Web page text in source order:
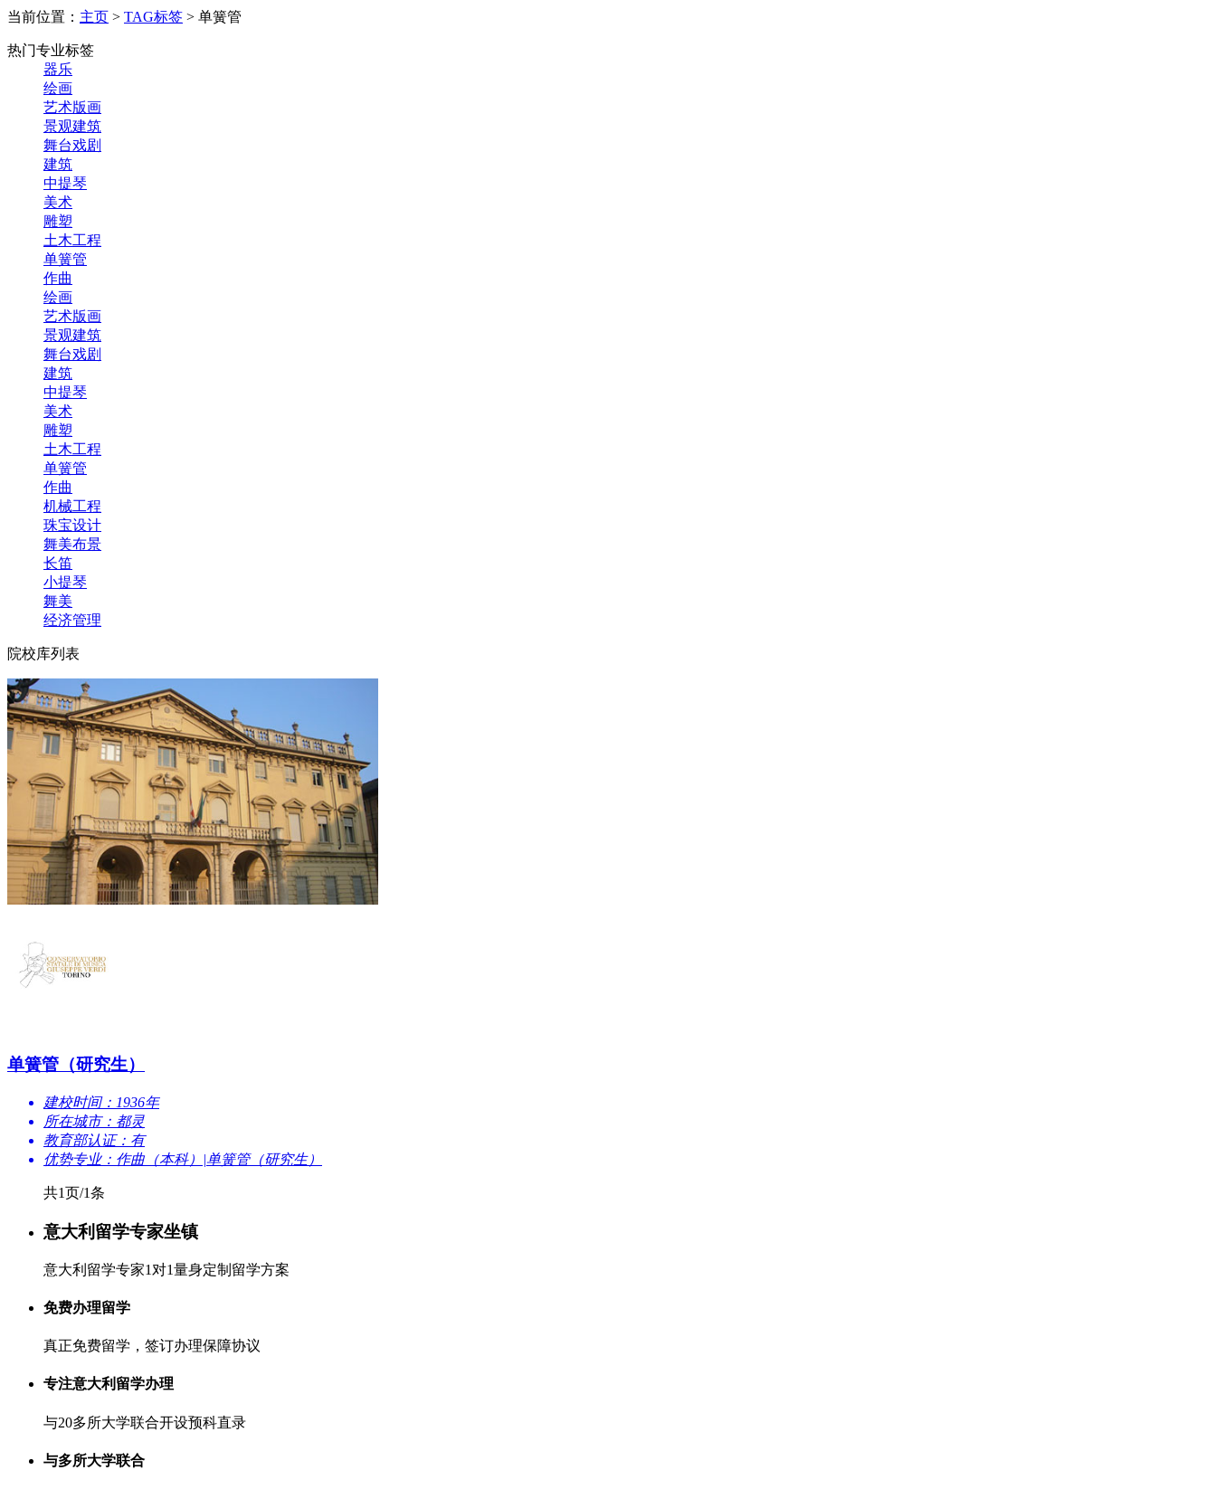
当前位置： 主页 > TAG标签 > 单簧管
热门专业标签
器乐
绘画
艺术版画
景观建筑
舞台戏剧
建筑
中提琴
美术
雕塑
土木工程
单簧管
作曲
绘画
艺术版画
景观建筑
舞台戏剧
建筑
中提琴
美术
雕塑
土木工程
单簧管
作曲
机械工程
珠宝设计
舞美布景
长笛
小提琴
舞美
经济管理
院校库列表
单簧管（研究生）
建校时间：1936年
所在城市：都灵
教育部认证：有
优势专业：作曲（本科）|单簧管（研究生）
共1页/1条
意大利留学专家坐镇
意大利留学专家1对1量身定制留学方案
免费办理留学
真正免费留学，签订办理保障协议
专注意大利留学办理
与20多所大学联合开设预科直录
与多所大学联合